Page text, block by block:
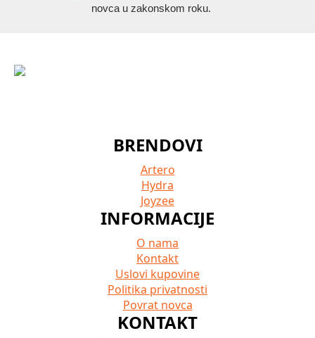
novca u zakonskom roku.
BRENDOVI
Artero
Hydra
Joyzee
INFORMACIJE
O nama
Kontakt
Uslovi kupovine
Politika privatnosti
Povrat novca
KONTAKT